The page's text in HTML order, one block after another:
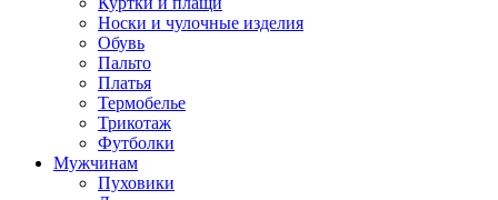
Носки и чулочные изделия
Обувь
Пальто
Платья
Термобелье
Трикотаж
Футболки
Мужчинам
Пуховики